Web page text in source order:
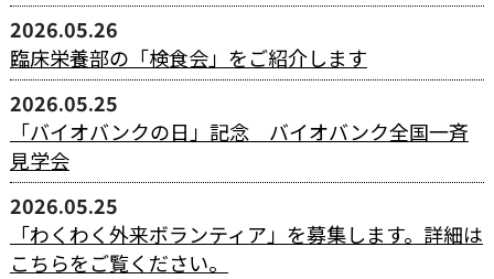
2026.05.26
臨床栄養部の「検食会」をご紹介します
2026.05.25
「バイオバンクの日」記念 バイオバンク全国一斉
見学会
2026.05.25
「わくわく外来ボランティア」を募集します。詳細は
こちらをご覧ください。